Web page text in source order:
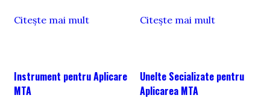
Citește mai mult Citește mai mult
Instrument pentru Aplicare
MTA
Unelte Secializate pentru
Aplicarea MTA